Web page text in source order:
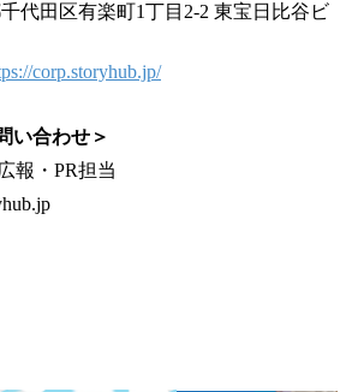
代田区有楽町1丁目2-2 東宝日比谷ビ
corp.storyhub.jp/
い合わせ＞
報・PR担当